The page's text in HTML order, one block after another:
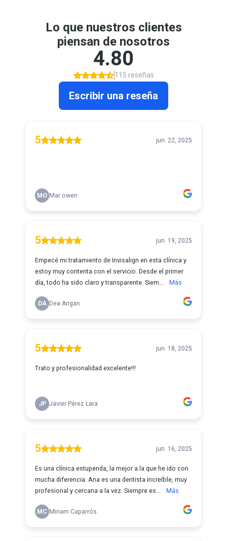
Lo que nuestros clientes
piensan de nosotros
4.80
115 reseñas
Escribir una reseña
5 jun. 22, 2025
MO Mar owen
5 jun. 19, 2025
Empecé mi tratamiento de Invisalign en esta clínica y
estoy muy contenta con el servicio. Desde el primer
día, todo ha sido claro y transparente. Siem...
Más
DA Dea Angan
5 jun. 18, 2025
Trato y profesionalidad excelente!!!
JP Javier Pérez Lara
5 jun. 16, 2025
Es una clínica estupenda, la mejor a la que he ido con
mucha diferencia. Ana es una dentista increíble, muy
profesional y cercana a la vez. Siempre es...
Más
MC Miriam Caparrós